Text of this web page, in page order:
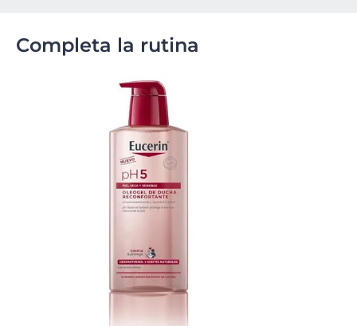
Completa la rutina